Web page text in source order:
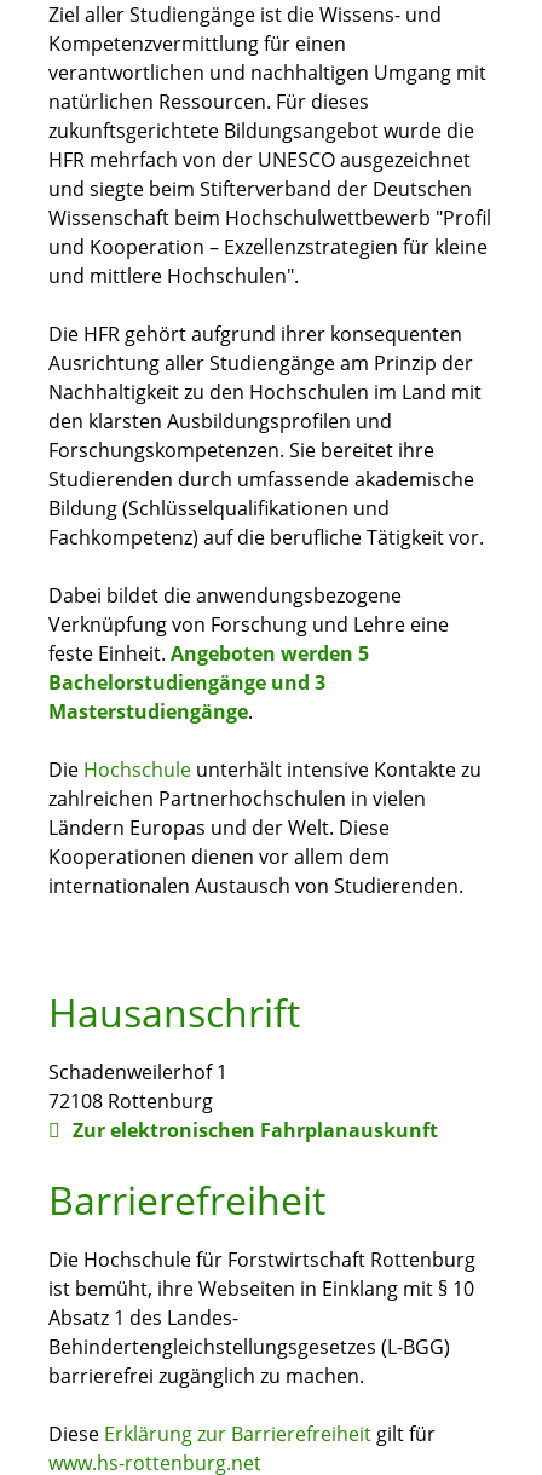
Ziel aller Studiengänge ist die Wissens- und
Kompetenzvermittlung für einen
verantwortlichen und nachhaltigen Umgang mit
natürlichen Ressourcen. Für dieses
zukunftsgerichtete Bildungsangebot wurde die
HFR mehrfach von der UNESCO ausgezeichnet
und siegte beim Stifterverband der Deutschen
Wissenschaft beim Hochschulwettbewerb "Profil
und Kooperation – Exzellenzstrategien für kleine
und mittlere Hochschulen".
Die HFR gehört aufgrund ihrer konsequenten
Ausrichtung aller Studiengänge am Prinzip der
Nachhaltigkeit zu den Hochschulen im Land mit
den klarsten Ausbildungsprofilen und
Forschungskompetenzen. Sie bereitet ihre
Studierenden durch umfassende akademische
Bildung (Schlüsselqualifikationen und
Fachkompetenz) auf die berufliche Tätigkeit vor.
Dabei bildet die anwendungsbezogene
Verknüpfung von Forschung und Lehre eine
feste Einheit. Angeboten werden 5
Bachelorstudiengänge und 3
Masterstudiengänge.
Die Hochschule unterhält intensive Kontakte zu
zahlreichen Partnerhochschulen in vielen
Ländern Europas und der Welt. Diese
Kooperationen dienen vor allem dem
internationalen Austausch von Studierenden.
Hausanschrift
Schadenweilerhof 1
72108 Rottenburg
Zur elektronischen Fahrplanauskunft
Barrierefreiheit
Die Hochschule für Forstwirtschaft Rottenburg
ist bemüht, ihre Webseiten in Einklang mit § 10
Absatz 1 des Landes-
Behindertengleichstellungsgesetzes (L-BGG)
barrierefrei zugänglich zu machen.
Diese Erklärung zur Barrierefreiheit gilt für
www.hs-rottenburg.net